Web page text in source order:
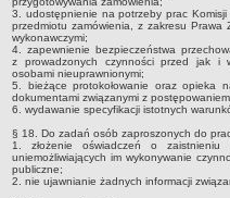
Statut
Zarządzenia
Ogłoszenia
Rekrutacja dzieci do Żłobka
OŚRODEK POMOCY SPOŁECZNEJ
Informacje Ogólne
Świadczenia Rodzinne
3. udostępnienie na potrzeby prac
przedmiotu zamówienia, z zakresu Prawa
wykonawczymi;
4. zapewnienie bezpieczeństwa
z prowadzonych czynności przed jak i
osobami nieuprawnionymi;
5. bieżące protokołowanie oraz opieka
dokumentami związanymi z
6. wydawanie specyfikacji istotnych
§ 18. Do zadań osób zaproszonych do
1. złożenie oświadczeń o zaistnieniu
uniemożliwiających im wykonywanie
publiczne;
2. nie ujawnianie żadnych informacji